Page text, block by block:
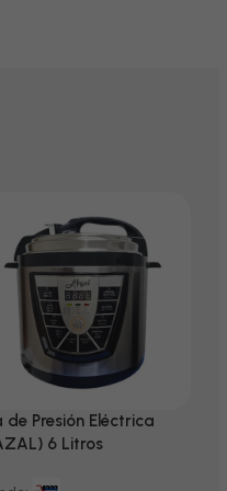
de Presión Eléctrica
6 Litros